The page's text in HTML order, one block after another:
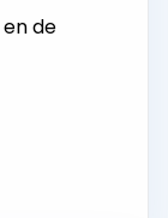
de